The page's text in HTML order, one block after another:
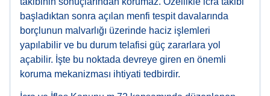
başladıktan sonra açılan menfi tespit davalarında
borçlunun malvarlığı üzerinde haciz işlemleri
yapılabilir ve bu durum telafisi güç zararlara yol
açabilir. İşte bu noktada devreye giren en önemli
koruma mekanizması ihtiyati tedbirdir.